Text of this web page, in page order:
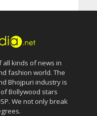
kinds of news in
fashion world. The
Bhojpuri industry is
Bollywood stars
We not only break